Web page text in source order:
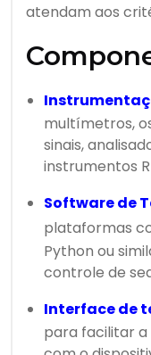
atendam aos
multímetros,
sinais,
instrumentos
Software de
plataformas
Python ou
controle de
Interface de
para facilitar